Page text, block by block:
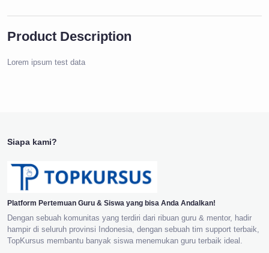
Product Description
Lorem ipsum test data
Siapa kami?
Platform Pertemuan Guru & Siswa yang bisa Anda Andalkan!
Dengan sebuah komunitas yang terdiri dari ribuan guru & mentor, hadir
hampir di seluruh provinsi Indonesia, dengan sebuah tim support terbaik,
TopKursus membantu banyak siswa menemukan guru terbaik ideal.